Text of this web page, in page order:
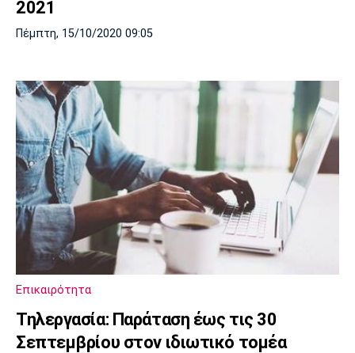
2021
Πέμπτη, 15/10/2020 09:05
Επικαιρότητα
Τηλεργασία: Παράταση έως τις 30
Σεπτεμβρίου στον ιδιωτικό τομέα